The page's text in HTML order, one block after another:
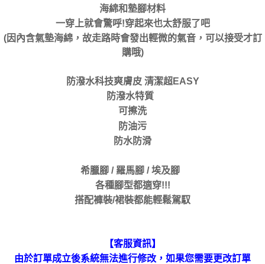
海綿和墊腳材料
一穿上就會驚呼!穿起來也太舒服了吧
(因內含氣墊海綿，故走路時會發出輕微的氣音，可以接受才訂
購哦)
防潑水科技爽膚皮 清潔超EASY
防潑水特質
可擦洗
防油污
防水防滑
希臘腳 / 羅馬腳 / 埃及腳
各種腳型都適穿!!!
搭配褲裝/裙裝都能輕鬆駕馭
【客服資訊】
由於訂單成立後系統無法進行修改，如果您需要更改訂單